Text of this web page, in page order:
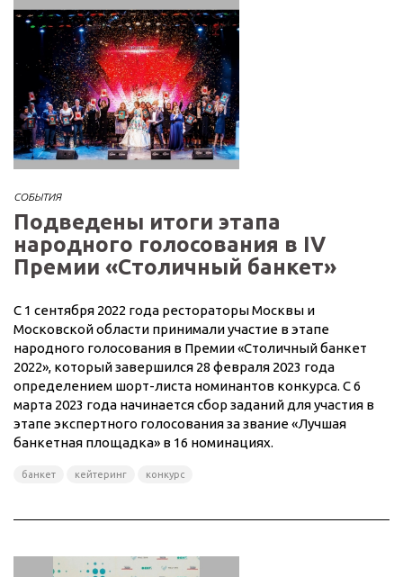
СОБЫТИЯ
Подведены итоги этапа
народного голосования в IV
Премии «Столичный банкет»
С 1 сентября 2022 года рестораторы Москвы и
Московской области принимали участие в этапе
народного голосования в Премии «Столичный банкет
2022», который завершился 28 февраля 2023 года
определением шорт-листа номинантов конкурса. С 6
марта 2023 года начинается сбор заданий для участия в
этапе экспертного голосования за звание «Лучшая
банкетная площадка» в 16 номинациях.
банкет кейтеринг конкурс